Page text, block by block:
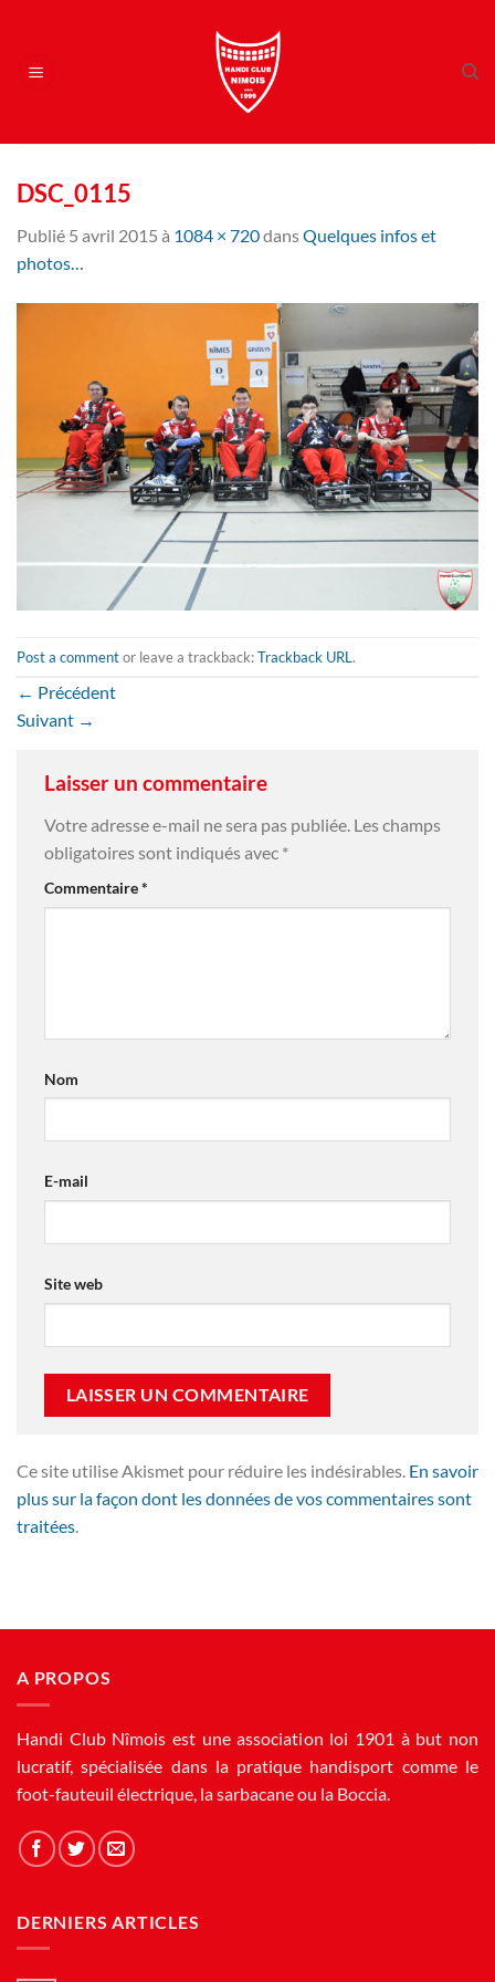
contenu
DSC_0115
Publié 5 avril 2015 à 1084 × 720dansQuelques infos et
photos…
Post a commentor leave a trackback:Trackback URL.
← Précédent
Suivant →
Laisser un commentaire
Votre adresse e-mail ne sera pas publiée. Les champs
obligatoires sont indiqués avec *
Commentaire*
Nom
E-mail
Site web
Ce site utilise Akismet pour réduire les indésirables. En savoir
plus sur la façon dont les données de vos commentaires sont
traitées.
A PROPOS
Handi Club Nîmois est une association loi 1901 à but non
lucratif, spécialisée dans la pratique handisport comme le
foot-fauteuil électrique, la sarbacane ou la Boccia.
DERNIERS ARTICLES